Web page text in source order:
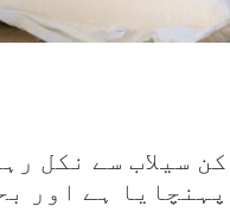
سیلاب سے نکل
ہے اور